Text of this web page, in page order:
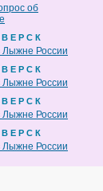
об
В Е Р С К
Лыжне России
В Е Р С К
Лыжне России
В Е Р С К
Лыжне России
В Е Р С К
Лыжне России